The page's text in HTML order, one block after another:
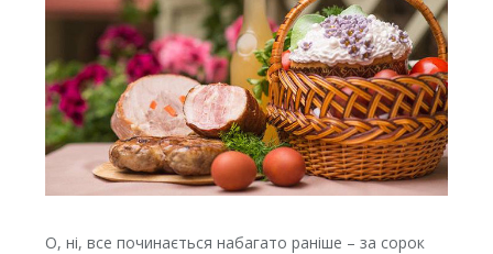
О, ні, все починається набагато раніше – за сорок